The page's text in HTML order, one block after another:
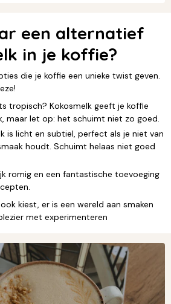
een alternatief
in je koffie?
die je koffie een unieke twist geven.
tropisch? Kokosmelk geeft je koffie
maar let op: het schuimt niet zo goed.
is licht en subtiel, perfect als je niet van
houdt. Schuimt helaas niet goed
romig en een fantastische toevoeging
kiest, er is een wereld aan smaken
met experimenteren